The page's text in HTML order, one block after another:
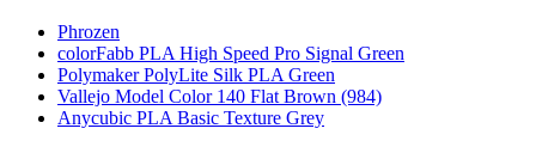
Phrozen
colorFabb PLA High Speed Pro Signal Green
Polymaker PolyLite Silk PLA Green
Vallejo Model Color 140 Flat Brown (984)
Anycubic PLA Basic Texture Grey